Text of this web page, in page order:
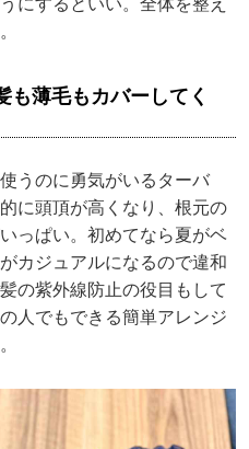
にするといい。全体を整え
も薄毛もカバーしてく
うのに勇気がいるターバ
に頭頂が高くなり、根元の
っぱい。初めてなら夏がベ
カジュアルになるので違和
の紫外線防止の役目もして
人でもできる簡単アレンジ